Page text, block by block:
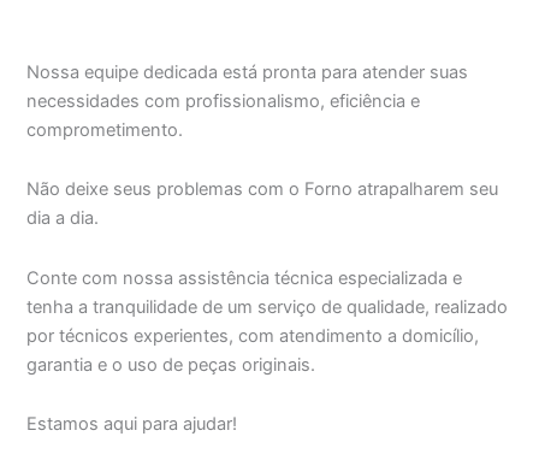
Nossa equipe dedicada está pronta para atender suas
necessidades com profissionalismo, eficiência e
comprometimento.
Não deixe seus problemas com o Forno atrapalharem seu
dia a dia.
Conte com nossa assistência técnica especializada e
tenha a tranquilidade de um serviço de qualidade, realizado
por técnicos experientes, com atendimento a domicílio,
garantia e o uso de peças originais.
Estamos aqui para ajudar!